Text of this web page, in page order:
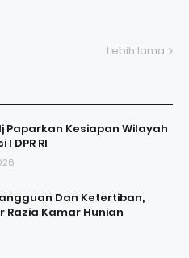
Lebih lama
Paparkan Kesiapan Wilayah
DPR RI
Dan Ketertiban,
Razia Kamar Hunian